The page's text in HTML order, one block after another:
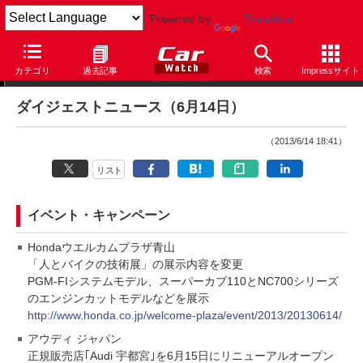
Powered by Translate
カテゴリ 過去記事 検索 Impressサイト
ダイジェストニュース
ダイジェストニュース（6月14日）
（2013/6/14 18:41）
リスト
イベント・キャンペーン
Hondaウエルカムプラザ青山
「人とバイクの技術展」の展示内容を変更
PGM-FIシステムモデル、スーパーカブ110とNC700シリーズ
のエンジンカットモデルなどを展示
http://www.honda.co.jp/welcome-plaza/event/2013/20130614/
アウディ ジャパン
正規販売店｢Audi 宇都宮｣を6月15日にリニューアルオープン